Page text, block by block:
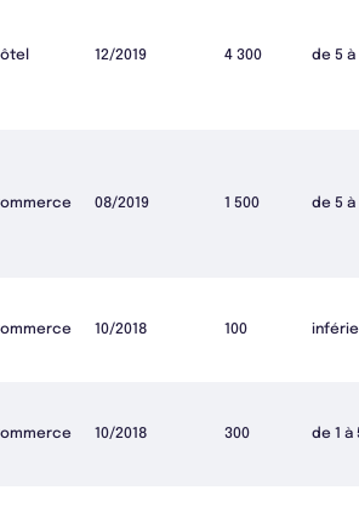
12/2019 4 300 de 5 à
08/2019 1 500 de 5 à
10/2018 100
10/2018 300 de 1 à